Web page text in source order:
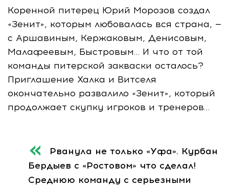
Коренной питерец Юрий Морозов создал
«Зенит», которым любовалась вся страна, —
с Аршавиным, Кержаковым, Денисовым,
Малафеевым, Быстровым… И что от той
команды питерской закваски осталось?
Приглашение Халка и Витселя
окончательно развалило «Зенит», который
продолжает скупку игроков и тренеров…
Рванула не только «Уфа». Курбан
Бердыев с «Ростовом» что сделал!
Среднюю команду с серьезными